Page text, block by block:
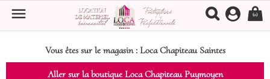
Vous êtes sur le magasin :Loca Chapiteau Saintes
Aller sur la boutique Loca Chapiteau Puymoyen
 (0)